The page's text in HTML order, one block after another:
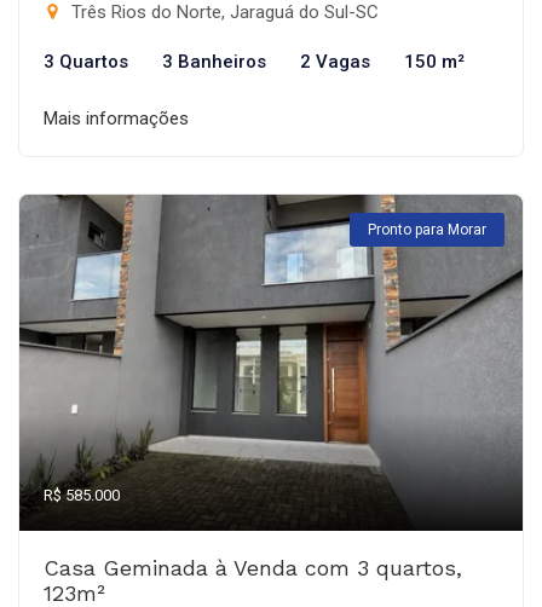
Três Rios do Norte, Jaraguá do Sul-SC
3 Quartos 3 Banheiros 2 Vagas 150 m²
Mais informações
Pronto para Morar
R$ 585.000
Casa Geminada à Venda com 3 quartos,
123m²